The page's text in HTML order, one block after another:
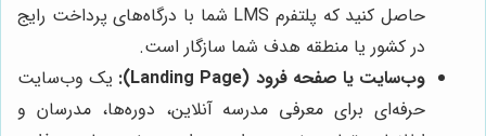
حاصل کنید که پلتفرم LMS شما با درگاه‌های پرداخت رایج
در کشور یا منطقه هدف شما سازگار است.
وب‌سایت یا صفحه فرود (Landing Page):
یک وب‌سایت
حرفه‌ای برای معرفی مدرسه آنلاین، دوره‌ها، مدرسان و